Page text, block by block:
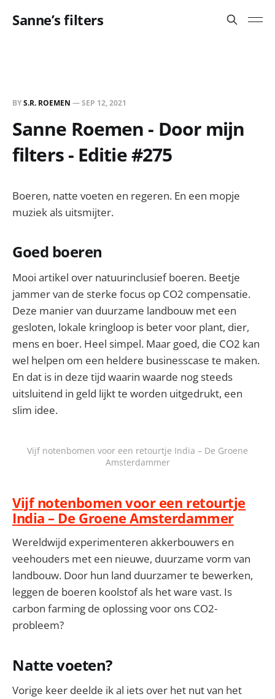
Sanne’s filters
BYS.R. ROEMEN —SEP 12, 2021
Sanne Roemen - Door mijn
filters - Editie #275
Boeren, natte voeten en regeren. En een mopje
muziek als uitsmijter.
Goed boeren
Mooi artikel over natuurinclusief boeren. Beetje
jammer van de sterke focus op CO2 compensatie.
Deze manier van duurzame landbouw met een
gesloten, lokale kringloop is beter voor plant, dier,
mens en boer. Heel simpel. Maar goed, die CO2 kan
wel helpen om een heldere businesscase te maken.
En dat is in deze tijd waarin waarde nog steeds
uitsluitend in geld lijkt te worden uitgedrukt, een
slim idee.
Vijf notenbomen voor een retourtje India – De Groene
Amsterdammer
Vijf notenbomen voor een retourtje
India – De Groene Amsterdammer
Wereldwijd experimenteren akkerbouwers en
veehouders met een nieuwe, duurzame vorm van
landbouw. Door hun land duurzamer te bewerken,
leggen de boeren koolstof als het ware vast. Is
carbon farming de oplossing voor ons CO2-
probleem?
Natte voeten?
Vorige keer deelde ik al iets over het nut van het